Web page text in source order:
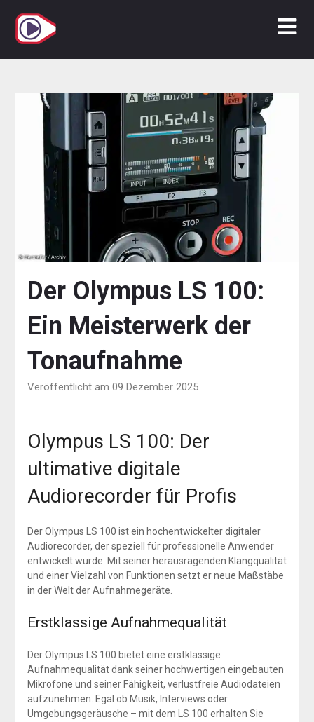
Inhalt
springen
Der Olympus LS 100:
Ein Meisterwerk der
Tonaufnahme
Veröffentlicht am 09 Dezember 2025
Olympus LS 100: Der
ultimative digitale
Audiorecorder für Profis
Der Olympus LS 100 ist ein hochentwickelter digitaler
Audiorecorder, der speziell für professionelle Anwender
entwickelt wurde. Mit seiner herausragenden Klangqualität
und einer Vielzahl von Funktionen setzt er neue Maßstäbe
in der Welt der Aufnahmegeräte.
Erstklassige Aufnahmequalität
Der Olympus LS 100 bietet eine erstklassige
Aufnahmequalität dank seiner hochwertigen eingebauten
Mikrofone und seiner Fähigkeit, verlustfreie Audiodateien
aufzunehmen. Egal ob Musik, Interviews oder
Umgebungsgeräusche – mit dem LS 100 erhalten Sie